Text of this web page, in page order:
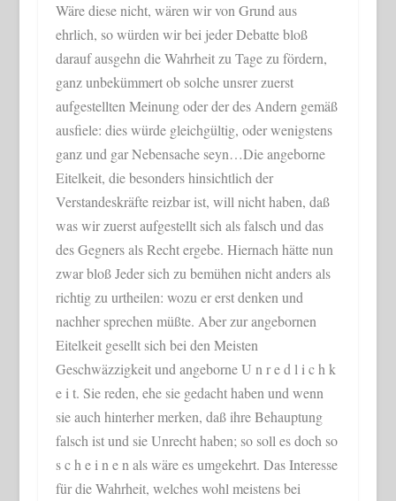
Wäre diese nicht, wären wir von Grund aus
ehrlich, so würden wir bei jeder Debatte bloß
darauf ausgehn die Wahrheit zu Tage zu fördern,
ganz unbekümmert ob solche unsrer zuerst
aufgestellten Meinung oder der des Andern gemäß
ausfiele: dies würde gleichgültig, oder wenigstens
ganz und gar Nebensache seyn…Die angeborne
Eitelkeit, die besonders hinsichtlich der
Verstandeskräfte reizbar ist, will nicht haben, daß
was wir zuerst aufgestellt sich als falsch und das
des Gegners als Recht ergebe. Hiernach hätte nun
zwar bloß Jeder sich zu bemühen nicht anders als
richtig zu urtheilen: wozu er erst denken und
nachher sprechen müßte. Aber zur angebornen
Eitelkeit gesellt sich bei den Meisten
Geschwäzzigkeit und angeborne U n r e d l i c h k
e i t. Sie reden, ehe sie gedacht haben und wenn
sie auch hinterher merken, daß ihre Behauptung
falsch ist und sie Unrecht haben; so soll es doch so
s c h e i n e n als wäre es umgekehrt. Das Interesse
für die Wahrheit, welches wohl meistens bei